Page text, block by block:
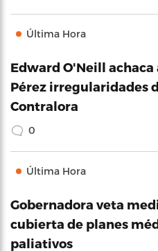
Última Hora
Edward O'Neill
Pérez irregularidades
Contralora
0
Última Hora
Gobernadora veta
cubierta de planes
paliativos